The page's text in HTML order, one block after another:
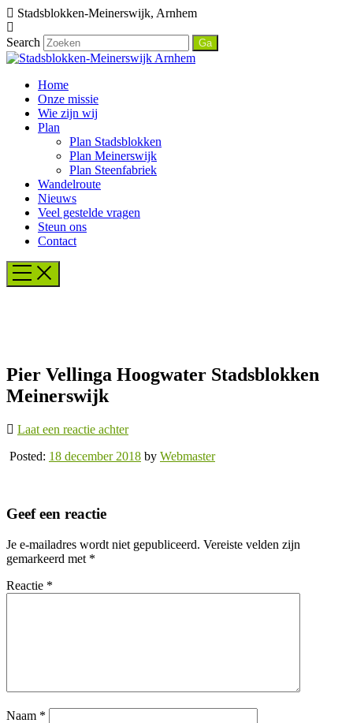
Stadsblokken-Meinerswijk, Arnhem
Search
Home
Onze missie
Wie zijn wij
Plan
Plan Stadsblokken
Plan Meinerswijk
Plan Steenfabriek
Wandelroute
Nieuws
Veel gestelde vragen
Steun ons
Contact
Pier Vellinga Hoogwater Stadsblokken
Meinerswijk
Laat een reactie achter
Posted: 18 december 2018 by Webmaster
Geef een reactie
Je e-mailadres wordt niet gepubliceerd. Vereiste velden zijn
gemarkeerd met *
Reactie *
Naam *